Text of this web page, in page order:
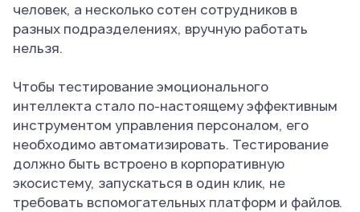
человек, а несколько сотен сотрудников в
разных подразделениях, вручную работать
нельзя.
Чтобы тестирование эмоционального
интеллекта стало по-настоящему эффективным
инструментом управления персоналом, его
необходимо автоматизировать. Тестирование
должно быть встроено в корпоративную
экосистему, запускаться в один клик, не
требовать вспомогательных платформ и файлов.